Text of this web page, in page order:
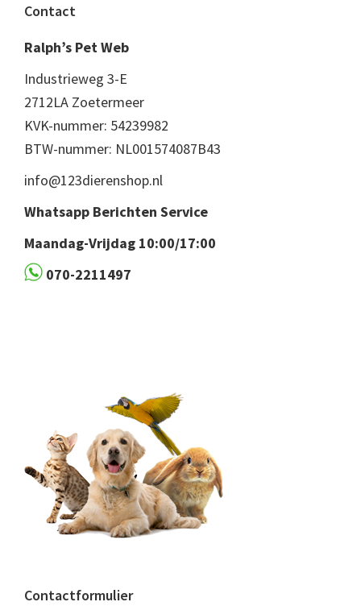
Footer
Contact
Ralph’s Pet Web
Industrieweg 3-E
2712LA Zoetermeer
KVK-nummer: 54239982
BTW-nummer: NL001574087B43
info@123dierenshop.nl
Whatsapp Berichten Service
Maandag-Vrijdag 10:00/17:00
070-2211497
Contactformulier